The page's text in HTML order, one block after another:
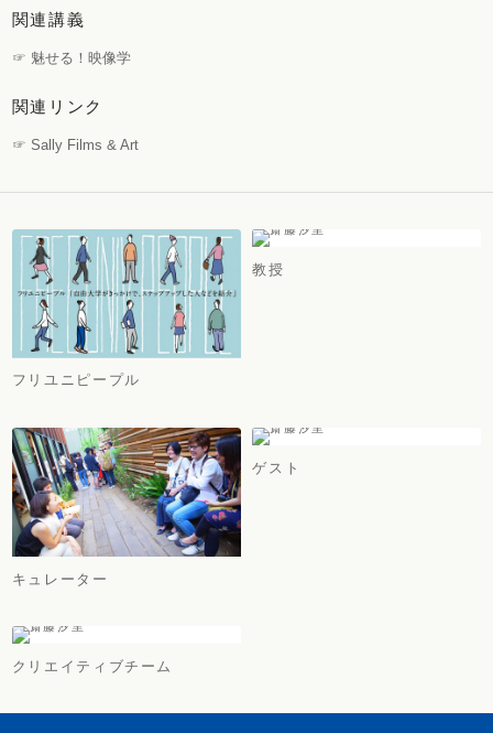
関連講義
☞ 魅せる！映像学
関連リンク
☞ Sally Films & Art
フリユニピープル
教授
キュレーター
ゲスト
クリエイティブチーム